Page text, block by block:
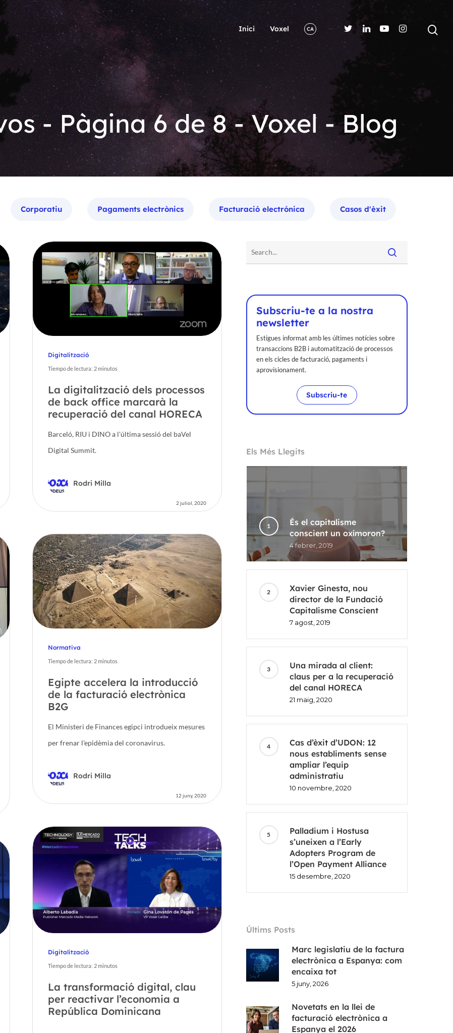
Inici Voxel CA
- Pàgina 6 de 8 - Voxel - Blog
Corporatiu Pagaments electrònics Facturació electrónica Casos d'èxit
Digitalització
Tiempo de lectura: 2minutos
La digitalització dels processos
de back office marcarà la
recuperació del canal HORECA
Barceló, RIU i DINO a l'última sessió del baVel
Digital Summit.
Rodri Milla
2 juliol, 2020
Normativa
Tiempo de lectura: 2minutos
Egipte accelera la introducció
de la facturació electrònica
B2G
El Ministeri de Finances egipci introdueix mesures
per frenar l'epidèmia del coronavirus.
Rodri Milla
12 juny, 2020
Digitalització
Tiempo de lectura: 2minutos
La transformació digital, clau
per reactivar l’economia a
República Dominicana
Subscriu-te a la nostra
newsletter
Estigues informat amb les últimes notícies sobre
transaccions B2B i automatització de processos
en els cicles de facturació, pagaments i
aprovisionament.
Subscriu-te
Els Més Llegits
És el capitalisme
conscient un oxímoron?
4 febrer, 2019
Xavier Ginesta, nou
director de la Fundació
Capitalisme Conscient
7 agost, 2019
Una mirada al client:
claus per a la recuperació
del canal HORECA
21 maig, 2020
Cas d’èxit d’UDON: 12
nous establiments sense
ampliar l’equip
administratiu
10 novembre, 2020
Palladium i Hostusa
s’uneixen a l’Early
Adopters Program de
l’Open Payment Alliance
15 desembre, 2020
Últims Posts
Marc legislatiu de la factura
electrònica a Espanya: com
encaixa tot
5 juny, 2026
Novetats en la llei de
facturació electrònica a
Espanya el 2026